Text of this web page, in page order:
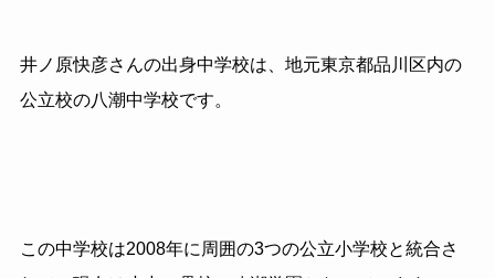
井ノ原快彦さんの出身中学校は、地元東京都品川区内の
公立校の八潮中学校です。
この中学校は2008年に周囲の3つの公立小学校と統合さ